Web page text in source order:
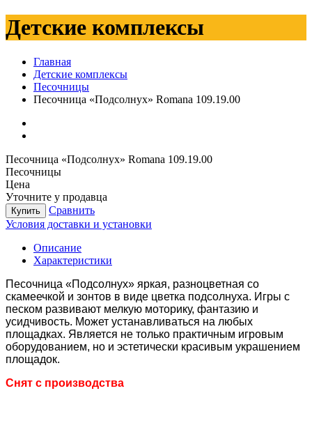
Детские комплексы
Главная
Детские комплексы
Песочницы
Песочница «Подсолнух» Romana 109.19.00
Песочница «Подсолнух» Romana 109.19.00
Песочницы
Цена
Уточните у продавца
Купить
Сравнить
Условия доставки и установки
Описание
Характеристики
Песочница «Подсолнух» яркая, разноцветная со
скамеечкой и зонтов в виде цветка подсолнуха. Игры с
песком развивают мелкую моторику, фантазию и
усидчивость. Может устанавливаться на любых
площадках. Является не только практичным игровым
оборудованием, но и эстетически красивым украшением
площадок.
Снят с производства